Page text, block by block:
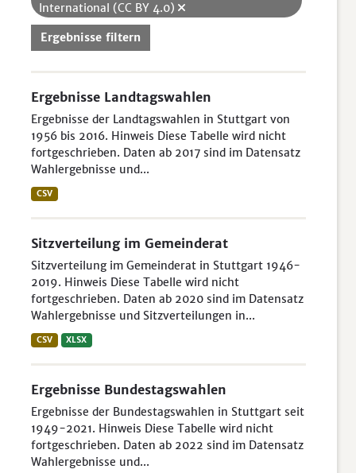
International (CC BY 4.0)
Ergebnisse filtern
Ergebnisse Landtagswahlen
Ergebnisse der Landtagswahlen in Stuttgart von
1956 bis 2016. Hinweis Diese Tabelle wird nicht
fortgeschrieben. Daten ab 2017 sind im Datensatz
Wahlergebnisse und...
CSV
Sitzverteilung im Gemeinderat
Sitzverteilung im Gemeinderat in Stuttgart 1946-
2019. Hinweis Diese Tabelle wird nicht
fortgeschrieben. Daten ab 2020 sind im Datensatz
Wahlergebnisse und Sitzverteilungen in...
CSV XLSX
Ergebnisse Bundestagswahlen
Ergebnisse der Bundestagswahlen in Stuttgart seit
1949-2021. Hinweis Diese Tabelle wird nicht
fortgeschrieben. Daten ab 2022 sind im Datensatz
Wahlergebnisse und...